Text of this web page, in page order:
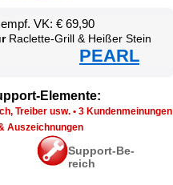
VK: € 69,90
Ra­clette-Grill & Hei­ßer Stein
PEARL
Ele­men­te:
Trei­ber usw. • 3 Kun­den­mei­nun­gen
Aus­zeich­nun­gen
Sup­port-Be­
reich